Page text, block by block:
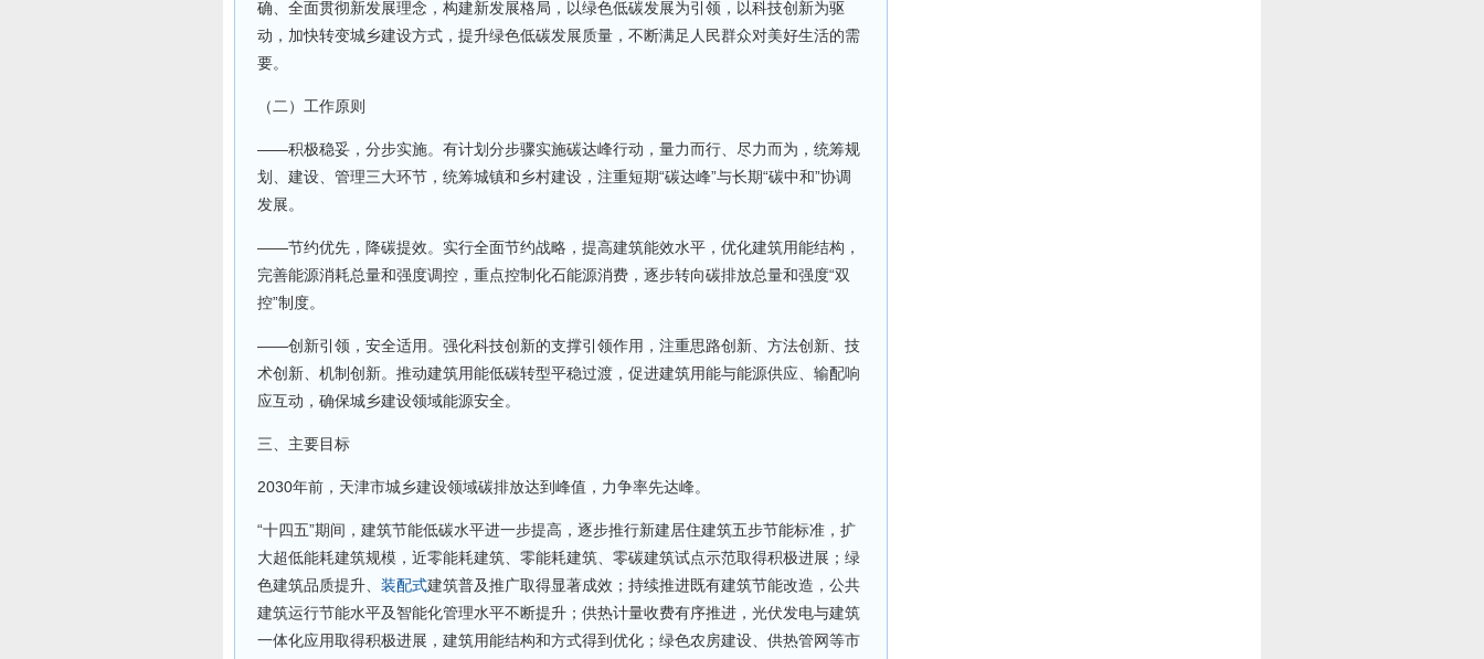
确、全面贯彻新发展理念，构建新发展格局，以绿色低碳发展为引领，以科技创新为驱
动，加快转变城乡建设方式，提升绿色低碳发展质量，不断满足人民群众对美好生活的需
要。
（二）工作原则
——积极稳妥，分步实施。有计划分步骤实施碳达峰行动，量力而行、尽力而为，统筹规
划、建设、管理三大环节，统筹城镇和乡村建设，注重短期“碳达峰”与长期“碳中和”协调
发展。
——节约优先，降碳提效。实行全面节约战略，提高建筑能效水平，优化建筑用能结构，
完善能源消耗总量和强度调控，重点控制化石能源消费，逐步转向碳排放总量和强度“双
控”制度。
——创新引领，安全适用。强化科技创新的支撑引领作用，注重思路创新、方法创新、技
术创新、机制创新。推动建筑用能低碳转型平稳过渡，促进建筑用能与能源供应、输配响
应互动，确保城乡建设领域能源安全。
三、主要目标
2030年前，天津市城乡建设领域碳排放达到峰值，力争率先达峰。
“十四五”期间，建筑节能低碳水平进一步提高，逐步推行新建居住建筑五步节能标准，扩
大超低能耗建筑规模，近零能耗建筑、零能耗建筑、零碳建筑试点示范取得积极进展；绿
色建筑品质提升、 装配式建筑普及推广取得显著成效；持续推进既有建筑节能改造，公共
建筑运行节能水平及智能化管理水平不断提升；供热计量收费有序推进，光伏发电与建筑
一体化应用取得积极进展，建筑用能结构和方式得到优化；绿色农房建设、供热管网等市